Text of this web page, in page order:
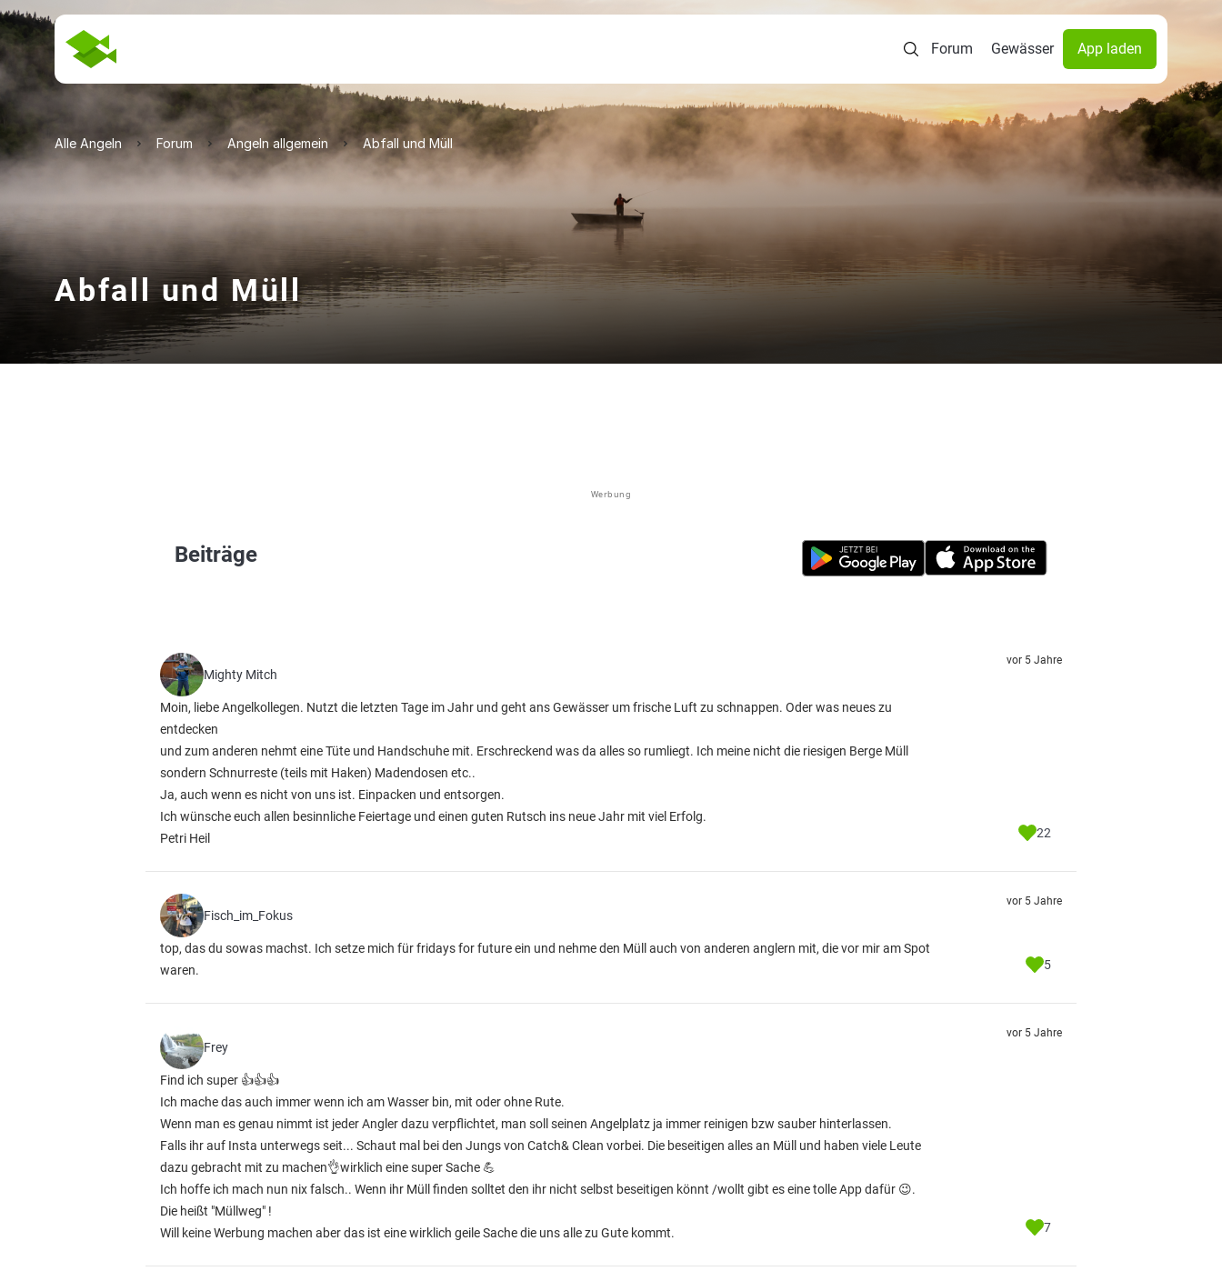
Forum Gewässer App laden
Alle Angeln Forum Angeln allgemein Abfall und Müll
Abfall und Müll
Werbung
Beiträge
Mighty Mitch
Moin, liebe Angelkollegen. Nutzt die letzten Tage im Jahr und geht ans Gewässer um frische Luft zu schnappen. Oder was neues zu
entdecken
und zum anderen nehmt eine Tüte und Handschuhe mit. Erschreckend was da alles so rumliegt. Ich meine nicht die riesigen Berge Müll
sondern Schnurreste (teils mit Haken) Madendosen etc..
Ja, auch wenn es nicht von uns ist. Einpacken und entsorgen.
Ich wünsche euch allen besinnliche Feiertage und einen guten Rutsch ins neue Jahr mit viel Erfolg.
Petri Heil
vor 5 Jahre
22
Fisch_im_Fokus
top, das du sowas machst. Ich setze mich für fridays for future ein und nehme den Müll auch von anderen anglern mit, die vor mir am Spot
waren.
vor 5 Jahre
5
Frey
Find ich super 👍👍👍
Ich mache das auch immer wenn ich am Wasser bin, mit oder ohne Rute.
Wenn man es genau nimmt ist jeder Angler dazu verpflichtet, man soll seinen Angelplatz ja immer reinigen bzw sauber hinterlassen.
Falls ihr auf Insta unterwegs seit... Schaut mal bei den Jungs von Catch& Clean vorbei. Die beseitigen alles an Müll und haben viele Leute
dazu gebracht mit zu machen👌wirklich eine super Sache 💪
Ich hoffe ich mach nun nix falsch.. Wenn ihr Müll finden solltet den ihr nicht selbst beseitigen könnt /wollt gibt es eine tolle App dafür 😉.
Die heißt "Müllweg" !
Will keine Werbung machen aber das ist eine wirklich geile Sache die uns alle zu Gute kommt.
vor 5 Jahre
7